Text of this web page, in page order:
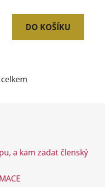
DO KOŠÍKU
a kam zadat členský